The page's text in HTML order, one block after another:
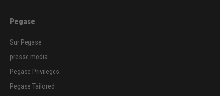
Pegase
Sur Pegase
presse media
Pegase Privileges
Pegase Tailored